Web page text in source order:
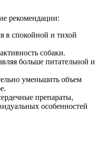
рекомендации:
в спокойной и тихой
собаки.
больше питательной и
уменьшить объем
препараты,
особенностей